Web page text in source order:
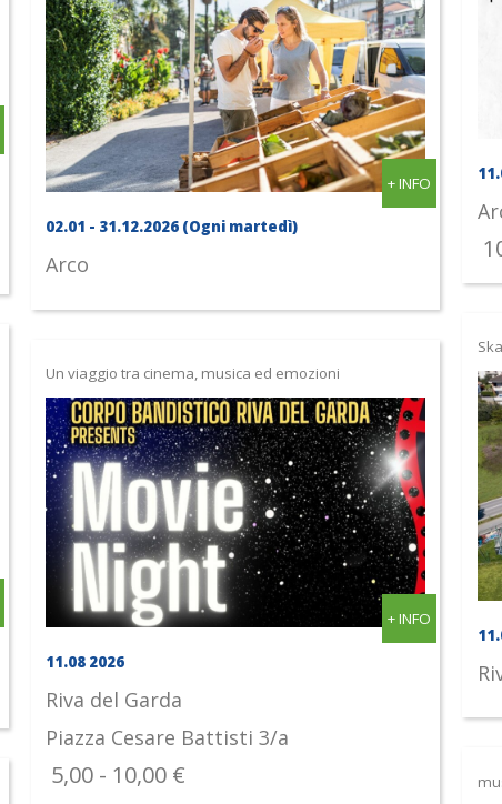
+ INFO
02.01 - 31.12.2026 (Ogni martedì)
Arco
Un viaggio tra cinema, musica ed emozioni
+ INFO
11.08 2026
Riva del Garda
Piazza Cesare Battisti 3/a
5,00 - 10,00 €